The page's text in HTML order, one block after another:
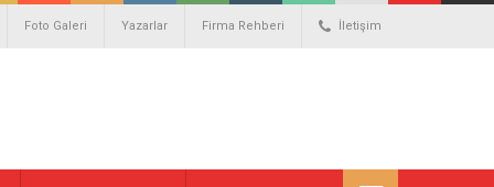
Foto Galeri Yazarlar Firma Rehberi İletişim